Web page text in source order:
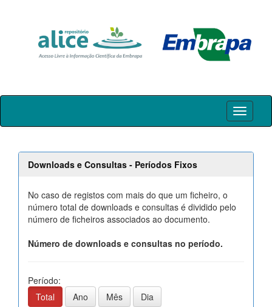
Skip
Downloads e Consultas - Períodos Fixos
No caso de registos com mais do que um ficheiro, o
número total de downloads e consultas é dividido pelo
número de ficheiros associados ao documento.
Número de downloads e consultas no período.
Período:
Total
Ano Mês Dia